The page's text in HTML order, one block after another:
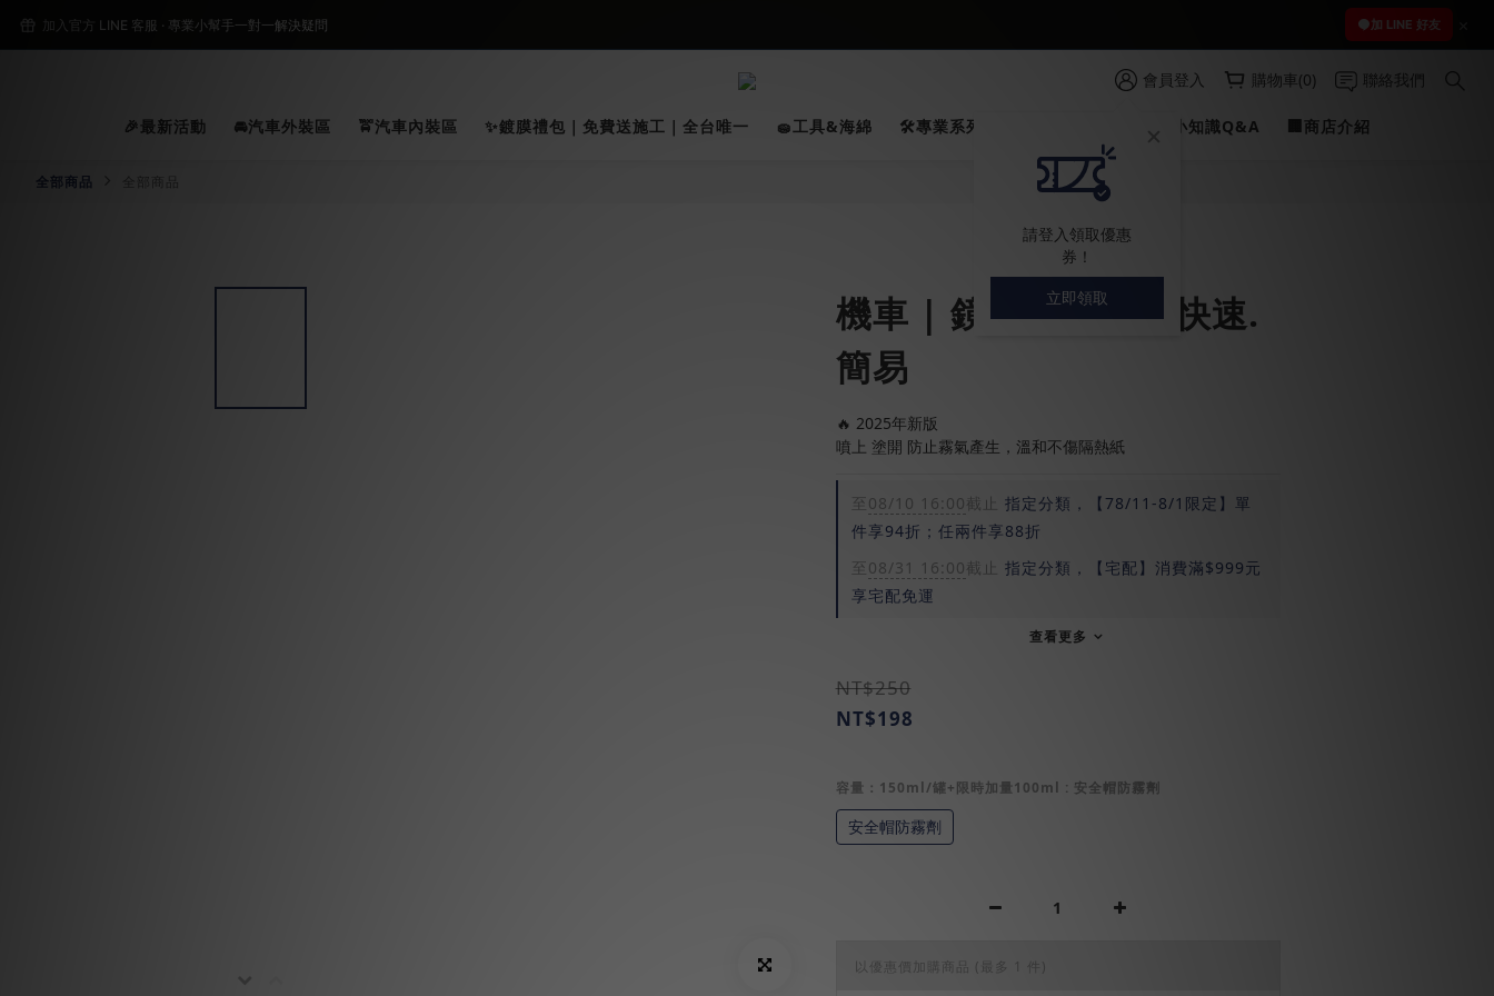
2026車友推薦新車鍍膜１００% 成功的秘訣，全靠這組😎　 ( 查看鍍膜攻略✔ ) 會員登入
請登入領取優惠
券！
立即領取
購物車(0) 聯絡我們
🎉最新活動 🚘汽車外裝區 🚖汽車內裝區 ✨鍍膜禮包｜免費送施工｜全台唯一 🧽工具&海綿 🛠️專業系列｜PROFILINE ✍愛車小知識Q&A 🏢商店介紹
加入官方 LINE 客服 · 專業小幫手一對一解決疑問 加 LINE 好友
全部商品 全部商品
機車 | 鏡片防霧劑 | 快速.
簡易
🔥 2025年新版
噴上 塗開 防止霧氣產生，溫和不傷隔熱紙
至 08/10 16:00 截止
指定分類，【78/11-8/1限定】單
件享94折；任兩件享88折
至 08/31 16:00 截止
指定分類，【宅配】消費滿$999元
享宅配免運
查看更多
NT$250
NT$198
容量：150ml/罐+限時加量100ml : 安全帽防霧劑
安全帽防霧劑
以優惠價加購商品 (最多 1 件)